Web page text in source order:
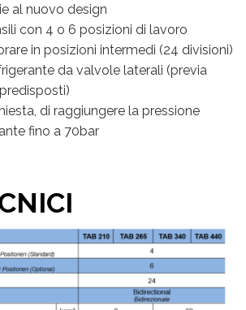
al nuovo design
con 4 o 6 posizioni di lavoro
in posizioni intermedi (24 divisioni)
da valvole laterali (previa
di raggiungere la pressione
fino a 70bar